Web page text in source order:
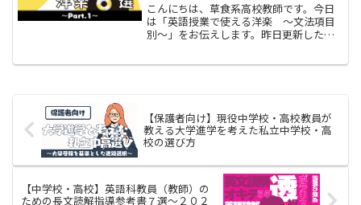
こんにちは、草食系高校教師です。今日
は「英語授業で使える洋楽 〜文法項目
別〜」をお伝えします。昨日更新した記
【保護者向け】現役中学校・高校教員が
教える大学進学を考えた私立中学校・高
校の選び方
【中学校・高校】英語科教員（教師）の
ための長文読解指導参考書７選〜２０２